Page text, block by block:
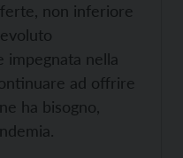
non inferiore
impegnata nella
ad offrire
ha bisogno,